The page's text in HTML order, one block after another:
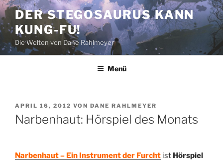
Zum
Inhalt
springen
DER STEGOSAURUS KANN
KUNG-FU!
Die Welten von Dane Rahlmeyer
Menü
VERÖFFENTLICHT
AM
APRIL 16, 2012 VON DANE RAHLMEYER
Narbenhaut: Hörspiel des Monats
Narbenhaut – Ein Instrument der Furcht ist Hörspiel